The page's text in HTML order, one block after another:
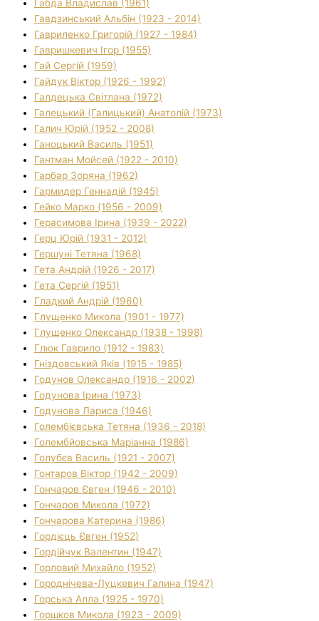
Габда Владислав (1961)
Гавдзинський Альбін (1923 - 2014)
Гавриленко Григорій (1927 - 1984)
Гавришкевич Ігор (1955)
Гай Сергій (1959)
Гайдук Віктор (1926 - 1992)
Галдецька Світлана (1972)
Галецький (Галицький) Анатолій (1973)
Галич Юрій (1952 - 2008)
Ганоцький Василь (1951)
Гантман Мойсей (1922 - 2010)
Гарбар Зоряна (1962)
Гармидер Геннадій (1945)
Гейко Марко (1956 - 2009)
Герасимова Ірина (1939 - 2022)
Герц Юрій (1931 - 2012)
Гершуні Тетяна (1968)
Гета Андрій (1926 - 2017)
Гета Сергій (1951)
Гладкий Андрій (1960)
Глущенко Микола (1901 - 1977)
Глущенко Олександр (1938 - 1998)
Глюк Гаврило (1912 - 1983)
Гніздовський Яків (1915 - 1985)
Годунов Олександр (1916 - 2002)
Годунова Ірина (1973)
Годунова Лариса (1946)
Голембієвська Тетяна (1936 - 2018)
Голембйовська Маріанна (1986)
Голубєв Василь (1921 - 2007)
Гонтаров Віктор (1942 - 2009)
Гончаров Євген (1946 - 2010)
Гончаров Микола (1972)
Гончарова Катерина (1986)
Гордієць Євген (1952)
Гордійчук Валентин (1947)
Горловий Михайло (1952)
Городнічева-Луцкевич Галина (1947)
Горська Алла (1925 - 1970)
Горшков Микола (1923 - 2009)